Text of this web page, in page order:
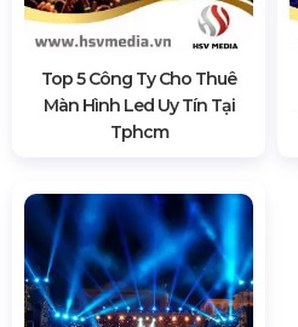
Top 5 Công Ty Cho Thuê
Màn Hình Led Uy Tín Tại
Tphcm